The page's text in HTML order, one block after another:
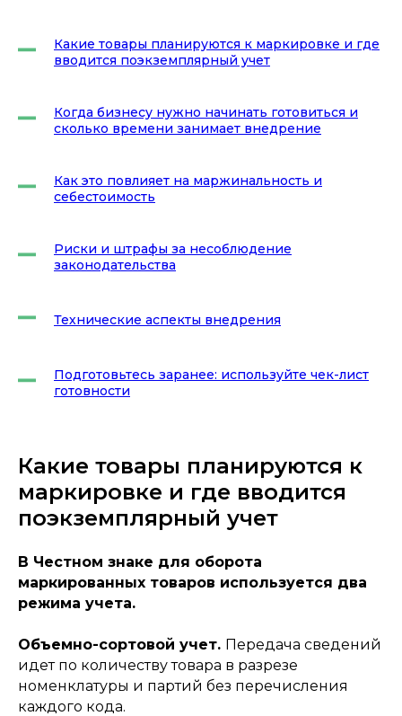
Какие товары планируются к маркировке и где
вводится поэкземплярный учет
Когда бизнесу нужно начинать готовиться и
сколько времени занимает внедрение
Как это повлияет на маржинальность и
себестоимость
Риски и штрафы за несоблюдение
законодательства
Технические аспекты внедрения
Подготовьтесь заранее: используйте чек-лист
готовности
Какие товары планируются к
маркировке и где вводится
поэкземплярный учет
В Честном знаке для оборота
маркированных товаров используется два
режима учета.
Объемно-сортовой учет. Передача сведений
идет по количеству товара в разрезе
номенклатуры и партий без перечисления
каждого кода.